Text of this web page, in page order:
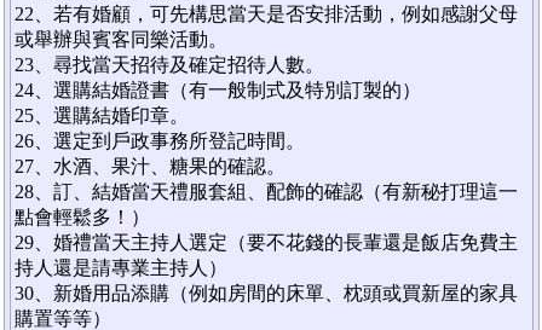
22、若有婚顧，可先構思當天是否安排活動，例如感謝父母
或舉辦與賓客同樂活動。
23、尋找當天招待及確定招待人數。
24、選購結婚證書（有一般制式及特別訂製的）
25、選購結婚印章。
26、選定到戶政事務所登記時間。
27、水酒、果汁、糖果的確認。
28、訂、結婚當天禮服套組、配飾的確認（有新秘打理這一
點會輕鬆多！）
29、婚禮當天主持人選定（要不花錢的長輩還是飯店免費主
持人還是請專業主持人）
30、新婚用品添購（例如房間的床單、枕頭或買新屋的家具
購置等等）